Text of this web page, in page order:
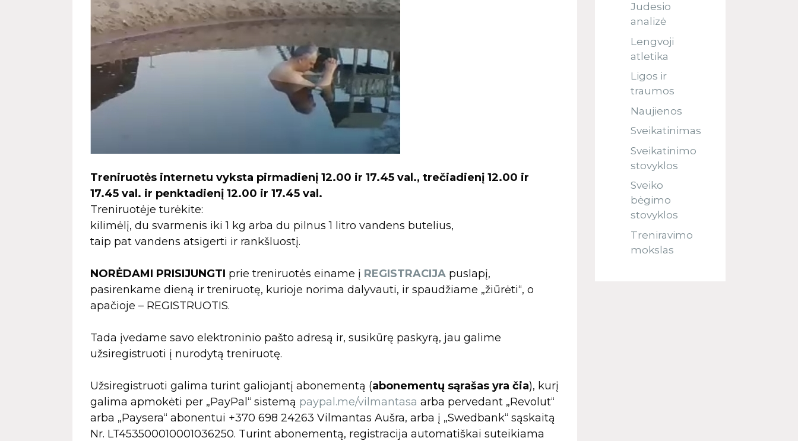
Treniruotės internetu vyksta pirmadienį 12.00 ir 17.45 val., trečiadienį 12.00 ir
17.45 val. ir penktadienį 12.00 ir 17.45 val.
Treniruotėje turėkite:
kilimėlį, du svarmenis iki 1 kg arba du pilnus 1 litro vandens butelius,
taip pat vandens atsigerti ir rankšluostį.
NORĖDAMI PRISIJUNGTI prie treniruotės einame į REGISTRACIJA puslapį,
pasirenkame dieną ir treniruotę, kurioje norima dalyvauti, ir spaudžiame „žiūrėti“, o
apačioje – REGISTRUOTIS.
Tada įvedame savo elektroninio pašto adresą ir, susikūrę paskyrą, jau galime
užsiregistruoti į nurodytą treniruotę.
Užsiregistruoti galima turint galiojantį abonementą (abonementų sąrašas yra čia), kurį
galima apmokėti per „PayPal“ sistemą paypal.me/vilmantasa arba pervedant „Revolut“
arba „Paysera“ abonentui +370 698 24263 Vilmantas Aušra, arba į „Swedbank“ sąskaitą
Nr. LT453500010001036250. Turint abonementą, registracija automatiškai suteikiama
Judesio
analizė
Lengvoji
atletika
Ligos ir
traumos
Naujienos
Sveikatinimas
Sveikatinimo
stovyklos
Sveiko
bėgimo
stovyklos
Treniravimo
mokslas